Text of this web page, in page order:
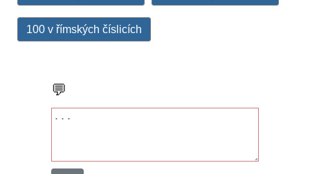
100 v římských číslicích
💬